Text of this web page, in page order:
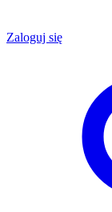
Zaloguj się